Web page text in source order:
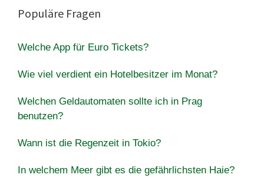
Populäre Fragen
Welche App für Euro Tickets?
Wie viel verdient ein Hotelbesitzer im Monat?
Welchen Geldautomaten sollte ich in Prag
benutzen?
Wann ist die Regenzeit in Tokio?
In welchem Meer gibt es die gefährlichsten Haie?